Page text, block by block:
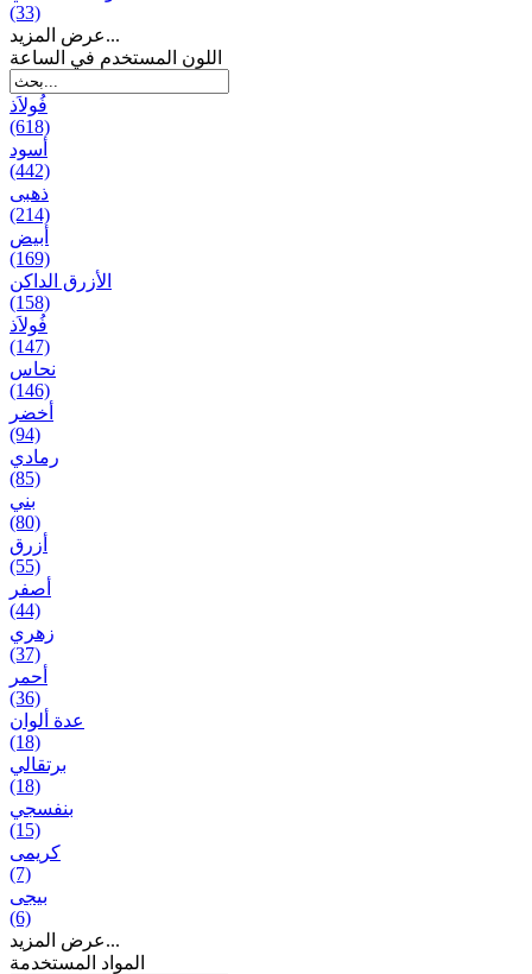
(33)
عرض المزيد...
اللون المستخدم في الساعة
فُولاَذ
(618)
أسود
(442)
ذهبی
(214)
أبيض
(169)
الأزرق الداكن
(158)
فُولاَذ
(147)
نحاس
(146)
أخضر
(94)
رمادي
(85)
بني
(80)
أزرق
(55)
أصفر
(44)
زهري
(37)
أحمر
(36)
عدة ألوان
(18)
برتقالي
(18)
بنفسجي
(15)
کریمی
(7)
بيجی
(6)
عرض المزيد...
المواد المستخدمة